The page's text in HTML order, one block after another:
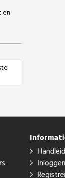
en
Inloggen